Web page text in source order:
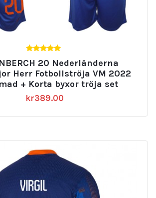
av 520 Nederländerna
Herr Fotbollströja VM 2022
+ Korta byxor tröja set
kr389.00